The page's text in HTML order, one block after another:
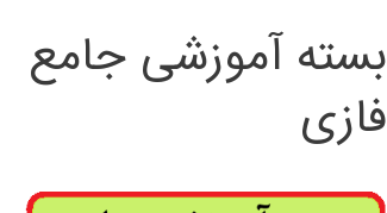
بسته آموزشی جامع
فازی